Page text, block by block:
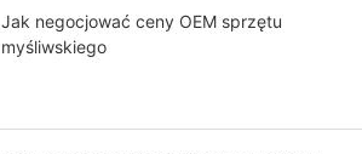
Jak negocjować ceny OEM sprzętu
myśliwskiego